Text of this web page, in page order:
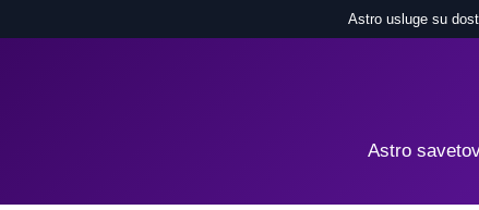
Astro usluge su
Astro